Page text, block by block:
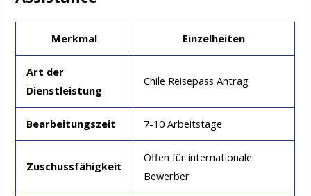
Merkmal Einzelheiten
Art der
Dienstleistung
Chile Reisepass Antrag
Bearbeitungszeit 7-10 Arbeitstage
Zuschussfähigkeit
Offen für internationale
Bewerber